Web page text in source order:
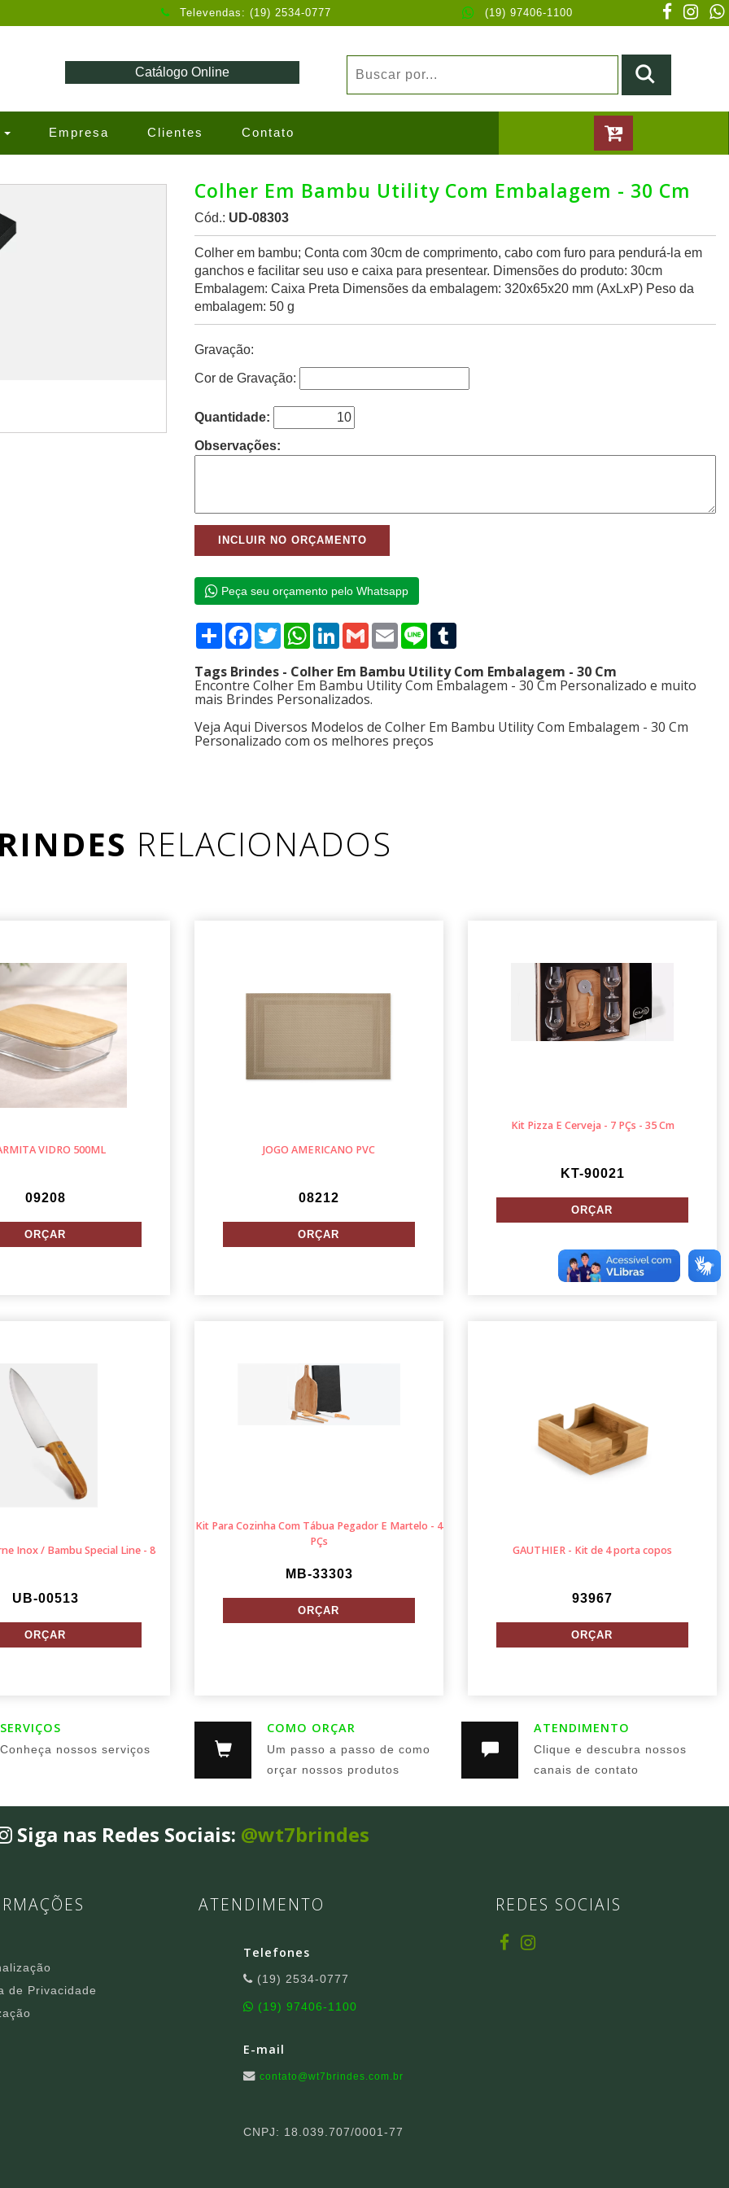
Televendas: (19) 2534-0777 (19) 97406-1100
Catálogo Online
Empresa Clientes Contato
Colher Em Bambu Utility Com Embalagem - 30 Cm
Cód.: UD-08303
Colher em bambu; Conta com 30cm de comprimento, cabo com furo para pendurá-la em
ganchos e facilitar seu uso e caixa para presentear. Dimensões do produto: 30cm
Embalagem: Caixa Preta Dimensões da embalagem: 320x65x20 mm (AxLxP) Peso da
embalagem: 50 g
Gravação:
Cor de Gravação:
Quantidade:
Observações:
Peça seu orçamento pelo Whatsapp
Compartilhar
Facebook
TwitterWhatsApp
LinkedIn
GmailEmailLine
Tags Brindes - Colher Em Bambu Utility Com Embalagem - 30 Cm
Encontre Colher Em Bambu Utility Com Embalagem - 30 Cm Personalizado e muito
mais Brindes Personalizados.
Veja Aqui Diversos Modelos de Colher Em Bambu Utility Com Embalagem - 30 Cm
Personalizado com os melhores preços
RELACIONADOS
VIDRO 500ML
09208
JOGO AMERICANO PVC
08212
Kit Pizza E Cerveja - 7 PÇs - 35 Cm
KT-90021
Inox / Bambu Special Line - 8
UB-00513
Kit Para Cozinha Com Tábua Pegador E Martelo - 4
PÇs
MB-33303
GAUTHIER - Kit de 4 porta copos
93967
SERVIÇOS
Conheça nossos serviços
COMO ORÇAR
Um passo a passo de como
orçar nossos produtos
ATENDIMENTO
Clique e descubra nossos
canais de contato
Siga nas Redes Sociais: @wt7brindes
de Privacidade
ATENDIMENTO
Telefones
(19) 2534-0777
(19) 97406-1100
E-mail
contato@wt7brindes.com.br
CNPJ: 18.039.707/0001-77
REDES SOCIAIS